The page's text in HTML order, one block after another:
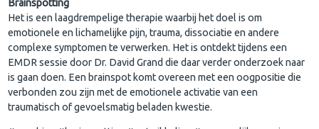
Brainspotting
Het is een laagdrempelige therapie waarbij het doel is om
emotionele en lichamelijke pijn, trauma, dissociatie en andere
complexe symptomen te verwerken. Het is ontdekt tijdens een
EMDR sessie door Dr. David Grand die daar verder onderzoek naar
is gaan doen. Een brainspot komt overeen met een oogpositie die
verbonden zou zijn met de emotionele activatie van een
traumatisch of gevoelsmatig beladen kwestie.